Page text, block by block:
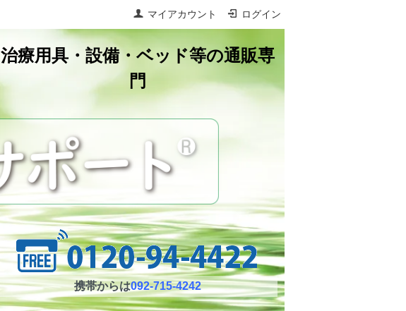
マイアカウント ログイン
治療用具・設備・ベッド等の通販専
門
携帯からは092-715-4242